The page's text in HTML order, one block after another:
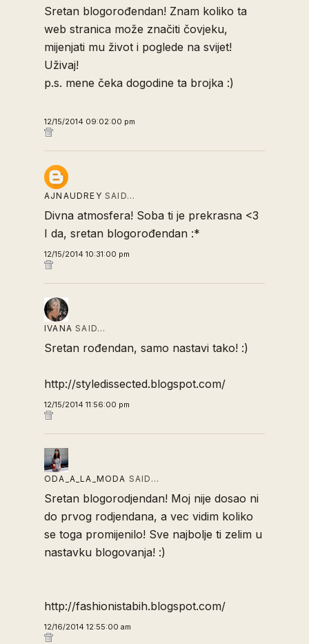
Sretan blogorođendan! Znam koliko ta
web stranica može značiti čovjeku,
mijenjati mu život i poglede na svijet!
Uživaj!
p.s. mene čeka dogodine ta brojka :)
12/15/2014 09:02:00 pm
AJNAUDREY SAID…
Divna atmosfera! Soba ti je prekrasna <3
I da, sretan blogorođendan :*
12/15/2014 10:31:00 pm
IVANA SAID…
Sretan rođendan, samo nastavi tako! :)
http://styledissected.blogspot.com/
12/15/2014 11:56:00 pm
ODA_A_LA_MODA SAID…
Sretan blogorodjendan! Moj nije dosao ni
do prvog rodjendana, a vec vidim koliko
se toga promijenilo! Sve najbolje ti zelim u
nastavku blogovanja! :)
http://fashionistabih.blogspot.com/
12/16/2014 12:55:00 am